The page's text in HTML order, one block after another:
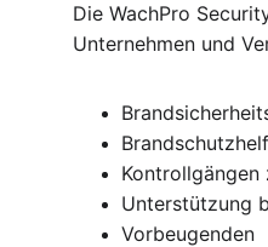
Die WachPro
Unternehmen und
Unterstützung
Vorbeugenden